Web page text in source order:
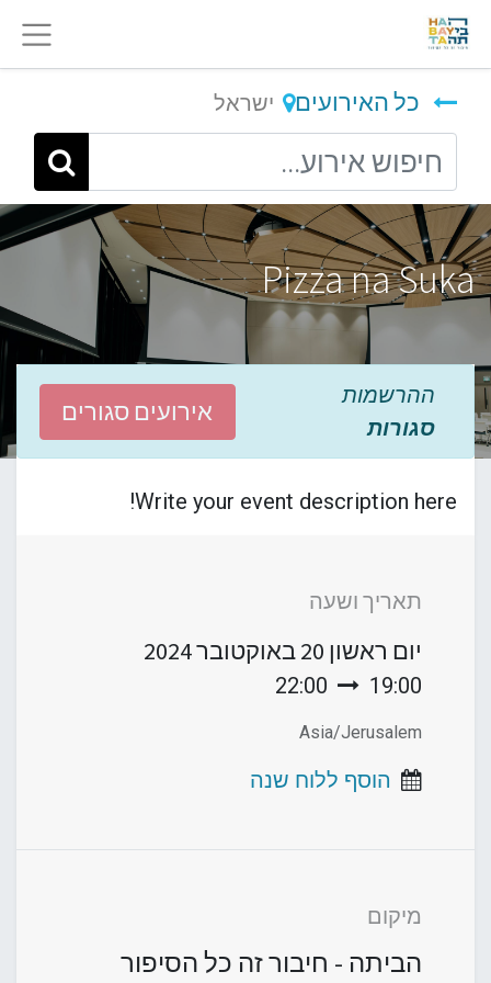
כל האירועים ישראל
Pizza na Suka
ההרשמות
סגורות
אירועים סגורים
Write your event description here!
תאריך ושעה
יום ראשון 20 באוקטובר 2024
19:00
22:00
Asia/Jerusalem
הוסף ללוח שנה
מיקום
הביתה - חיבור זה כל הסיפור